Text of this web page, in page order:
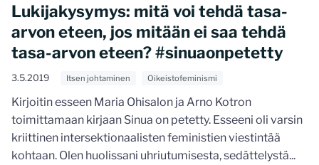
Lukijakysymys: mitä voi tehdä tasa-
arvon eteen, jos mitään ei saa tehdä
tasa-arvon eteen? #sinuaonpetetty
3.5.2019 Itsen johtaminen Oikeistofeminismi
Kirjoitin esseen Maria Ohisalon ja Arno Kotron
toimittamaan kirjaan Sinua on petetty. Esseeni oli varsin
kriittinen intersektionaalisten feministien viestintää
kohtaan. Olen huolissani uhriutumisesta, sedättelystä...